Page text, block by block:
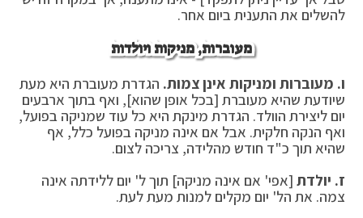
להשלים את התענית ביום אחר.
מעוברות, מניקות ויולדות
ו. מעוברות ומניקות אינן צמות. הגדרת מעוברת היא מעת
שיודעת שהיא מעוברת [בכל אופן שהוא], ואף בתוך ארבעים
יום ליצירת הוולד. הגדרת מינקת היא כל עוד שמניקה בפועל,
ואף הנקה חלקית. אבל אם אינה מניקה בפועל כלל, אף
שהיא תוך כ"ד חודש מהלידה, צריכה לצום.
ז. יולדת [אפי' אם אינה מניקה] תוך ל' יום ללידתה אינה
צמה. את הל' יום מקלים למנות מעת לעת.